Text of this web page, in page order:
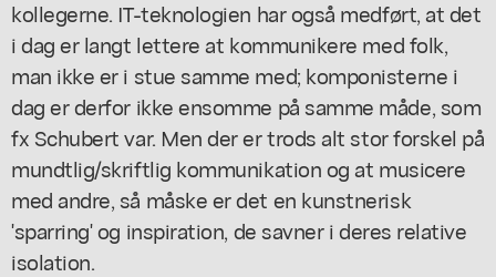
kollegerne. IT-teknologien har også medført, at det
i dag er langt lettere at kommunikere med folk,
man ikke er i stue samme med; komponisterne i
dag er derfor ikke ensomme på samme måde, som
fx Schubert var. Men der er trods alt stor forskel på
mundtlig/skriftlig kommunikation og at musicere
med andre, så måske er det en kunstnerisk
'sparring' og inspiration, de savner i deres relative
isolation.